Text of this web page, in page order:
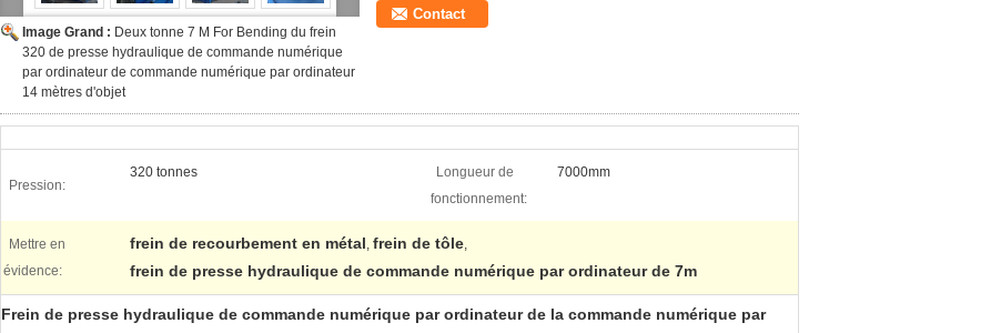
Image Grand : Deux tonne 7 M For Bending du frein
320 de presse hydraulique de commande numérique
par ordinateur de commande numérique par ordinateur
14 mètres d'objet
Contact
Pression:
320 tonnes
Longueur de
fonctionnement:
7000mm
Mettre en
évidence:
frein de recourbement en métal, frein de tôle,
frein de presse hydraulique de commande numérique par ordinateur de 7m
Frein de presse hydraulique de commande numérique par ordinateur de la commande numérique par